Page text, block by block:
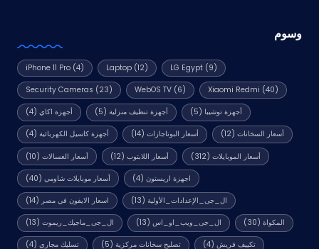
وسوم
iPhone 11 Pro (4) Laptop(12) LG Egypt(9)
Security Cameras (23) WebOS TV(6) Xiaomi Redmi (40)
أجهزة اكاي(4) أجهزة تنظيف منزلية (5) أجهزة توشيبا (5)
أجهزة كاسيل الكهربائية(4) أسعار البوتاجازات (14) أسعار السخانات (12)
أسعار الغسالات(10) أسعار اللابتوب (12) أسعار الموبايلات (312)
أسعار موبايلات شاومي(40) اجهزة اريستون (4)
اسعار الايفون في مصر (14) ال_جى_الإعدادات_الأولية (13)
ال_جى_ماجيك_ريموت(13) ال_جى_ويب_او_اس (13) المكواة (30)
تسليك مجاري(4) تصليح سخانات مركزية (5) تكييف فريش (4)